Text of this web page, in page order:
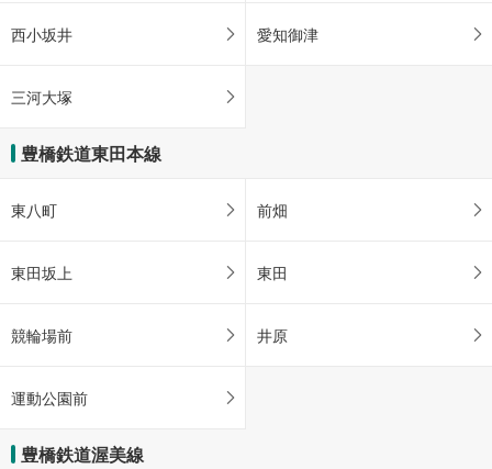
西小坂井 愛知御津
三河大塚
豊橋鉄道東田本線
東八町 前畑
東田坂上 東田
競輪場前 井原
運動公園前
豊橋鉄道渥美線